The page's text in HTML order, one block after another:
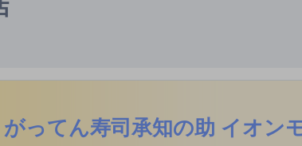
がってん寿司承知の助 イオン